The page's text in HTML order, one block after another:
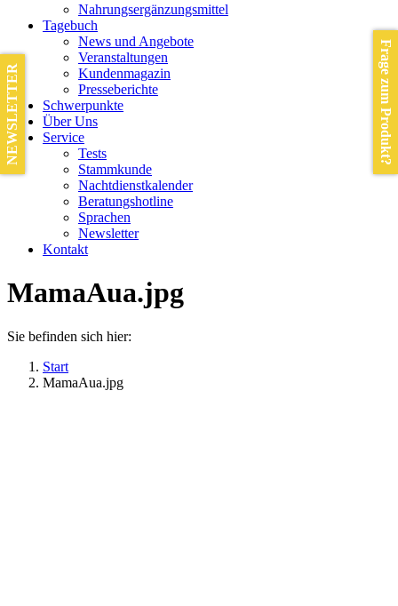
Nahrungsergänzungsmittel
Tagebuch
News und Angebote
Veranstaltungen
Kundenmagazin
Presseberichte
Schwerpunkte
Über Uns
Service
Tests
Stammkunde
Nachtdienstkalender
Beratungshotline
Sprachen
Newsletter
Kontakt
MamaAua.jpg
Sie befinden sich hier:
Start
MamaAua.jpg
Frage zum Produkt?
NEWSLETTER